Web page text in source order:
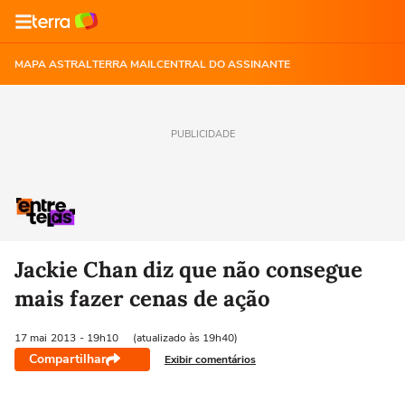
MAPA ASTRALTERRA MAILCENTRAL DO ASSINANTE
PUBLICIDADE
Jackie Chan diz que não consegue
mais fazer cenas de ação
17 mai 2013 - 19h10 (atualizado às 19h40)
Compartilhar Exibir comentários